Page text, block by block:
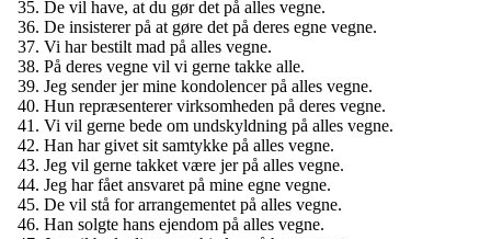
De vil have, at du gør det på alles vegne.
De insisterer på at gøre det på deres egne vegne.
Vi har bestilt mad på alles vegne.
På deres vegne vil vi gerne takke alle.
Jeg sender jer mine kondolencer på alles vegne.
Hun repræsenterer virksomheden på deres vegne.
Vi vil gerne bede om undskyldning på alles vegne.
Han har givet sit samtykke på alles vegne.
Jeg vil gerne takket være jer på alles vegne.
Jeg har fået ansvaret på mine egne vegne.
De vil stå for arrangementet på alles vegne.
Han solgte hans ejendom på alles vegne.